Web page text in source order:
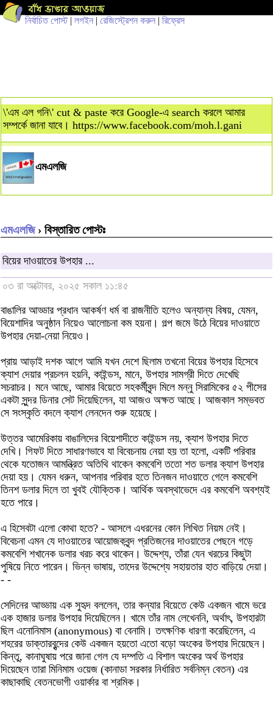
নির্বাচিত পোস্ট| লগইন | রেজিস্ট্রেশন করুন | রিফ্রেস
\'এম এল গনি\' cut & paste করে Google-এ search করলে আমার
সম্পর্কে জানা যাবে। https://www.facebook.com/moh.l.gani
এমএলজি
এমএলজি› বিস্তারিত পোস্টঃ
বিয়ের দাওয়াতের উপহার ...
০৩ রা অক্টোবর, ২০২৫ সকাল ১১:৪৫
বাঙালির আড্ডার প্রধান আকর্ষণ ধর্ম বা রাজনীতি হলেও অন্যান্য বিষয়, যেমন,
বিয়েশাদির অনুষ্ঠান নিয়েও আলোচনা কম হয়না। গল্প জমে উঠে বিয়ের দাওয়াতে
উপহার দেয়া-নেয়া নিয়েও।
প্রায় আড়াই দশক আগে আমি যখন দেশে ছিলাম তখনো বিয়ের উপহার হিসেবে
ক্যাশ দেয়ার প্রচলন হয়নি, কাইন্ডস, মানে, উপহার সামগ্রী দিতে দেখেছি
সচরাচর। মনে আছে, আমার বিয়েতে সহকর্মীবৃন্দ মিলে মন্নু সিরামিকের ৫২ পীসের
একটা সুন্দর ডিনার সেট দিয়েছিলেন, যা আজও অক্ষত আছে। আজকাল সম্ভবত
সে সংস্কৃতি বদলে ক্যাশ লেনদেন শুরু হয়েছে।
উত্তর আমেরিকায় বাঙালিদের বিয়েশাদীতে কাইন্ডস নয়, ক্যাশ উপহার দিতে
দেখি। গিফট দিতে সাধারণভাবে যা বিবেচনায় নেয়া হয় তা হলো, একটি পরিবার
থেকে যতোজন আমন্ত্রিত অতিথি থাকেন কমবেশি ততো শত ডলার ক্যাশ উপহার
দেয়া হয়। যেমন ধরুন, আপনার পরিবার হতে তিনজন দাওয়াতে গেলে কমবেশি
তিনশ ডলার দিলে তা খুবই যৌক্তিক। আর্থিক অবস্থাভেদে এর কমবেশি অবশ্যই
হতে পারে।
এ হিসেবটা এলো কোথা হতে? - আসলে এধরনের কোন লিখিত নিয়ম নেই।
বিবেচনা এমন যে দাওয়াতের আয়োজকবৃন্দ প্রতিজনের দাওয়াতের পেছনে গড়ে
কমবেশি শখানেক ডলার খরচ করে থাকেন। উদ্দেশ্য, তাঁরা যেন খরচের কিছুটা
পুষিয়ে নিতে পারেন। ভিন্ন ভাষায়, তাদের উদ্দেশ্যে সহায়তার হাত বাড়িয়ে দেয়া।
- -
সেদিনের আড্ডায় এক সুহৃদ বললেন, তার কন্যার বিয়েতে কেউ একজন খামে ভরে
এক হাজার ডলার উপহার দিয়েছিলেন। খামে তাঁর নাম লেখেননি, অর্থাৎ, উপহারটা
ছিল এনোনিমাস (anonymous) বা বেনামি। তৎক্ষণিক ধারণা করেছিলেন, এ
শহরের ডাক্তারবৃন্দের কেউ একজন হয়তো এতো বড়ো অংকের উপহার দিয়েছেন।
কিন্তু, কানাঘুষায় পরে জানা গেল যে দম্পতি এ বিশাল অংকের অর্থ উপহার
দিয়েছেন তারা মিনিমাম ওয়েজ (কানাডা সরকার নির্ধারিত সর্বনিম্ন বেতন) এর
কাছাকাছি বেতনভোগী ওয়ার্কার বা শ্রমিক।